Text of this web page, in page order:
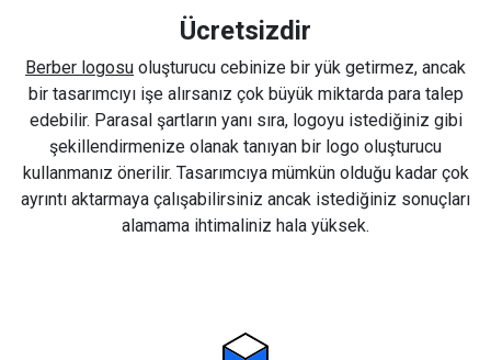
Ücretsizdir
Berber logosu oluşturucu cebinize bir yük getirmez, ancak
bir tasarımcıyı işe alırsanız çok büyük miktarda para talep
edebilir. Parasal şartların yanı sıra, logoyu istediğiniz gibi
şekillendirmenize olanak tanıyan bir logo oluşturucu
kullanmanız önerilir. Tasarımcıya mümkün olduğu kadar çok
ayrıntı aktarmaya çalışabilirsiniz ancak istediğiniz sonuçları
alamama ihtimaliniz hala yüksek.